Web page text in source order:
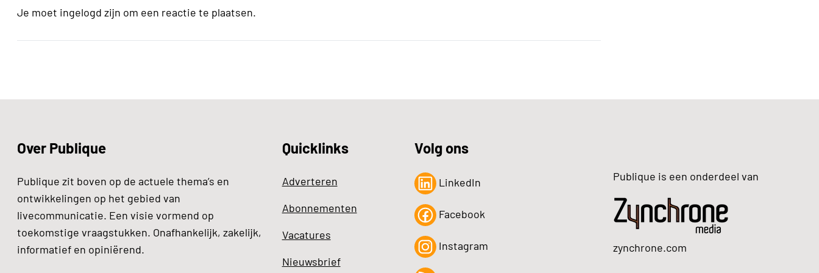
Je moet ingelogd zijn om een reactie te plaatsen.
Over Publique
Publique zit boven op de actuele thema’s en
ontwikkelingen op het gebied van
livecommunicatie. Een visie vormend op
toekomstige vraagstukken. Onafhankelijk, zakelijk,
informatief en opiniërend.
Quicklinks
Adverteren
Abonnementen
Vacatures
Nieuwsbrief
Volg ons
LinkedIn
Facebook
Instagram
Publique is een onderdeel van
zynchrone.com